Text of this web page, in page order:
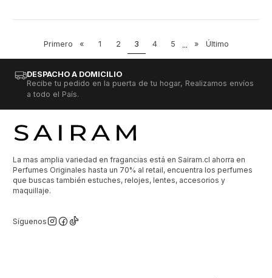
Primero « 1 2 3 4 5 ... » Último
DESPACHO A DOMICILIO
Recibe tu pedido en la puerta de tu hogar, Realizamos envíos
a todo el País.
La mas amplia variedad en fragancias está en Sairam.cl ahorra en
Perfumes Originales hasta un 70% al retail, encuentra los perfumes
que buscas también estuches, relojes, lentes, accesorios y
maquillaje.
Síguenos